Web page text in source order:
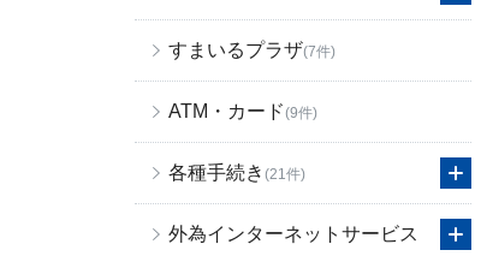
すまいるプラザ(7件)
ATM・カード(9件)
各種手続き (21件)
外為インターネットサービス